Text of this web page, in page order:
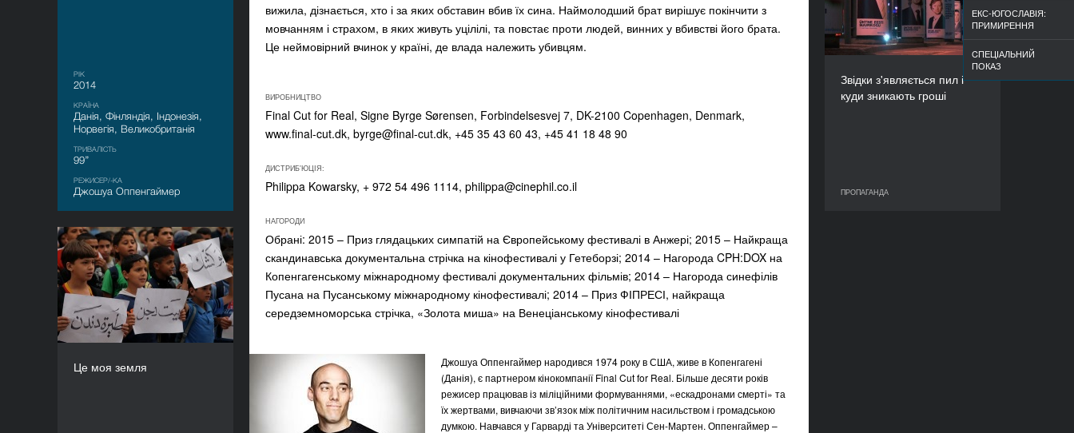
РІК
2014
КРАЇНА
Данія, Фінляндія, Індонезія,
Норвегія, Великобританія
ТРИВАЛІСТЬ
99’’
РЕЖИСЕР/-КА
Джошуа Оппенгаймер
вижила, дізнається, хто і за яких обставин вбив їх сина. Наймолодший брат вирішує покінчити з
мовчанням і страхом, в яких живуть уцілілі, та повстає проти людей, винних у вбивстві його брата.
Це неймовірний вчинок у країні, де влада належить убивцям.
ВИРОБНИЦТВО
Final Cut for Real, Signe Byrge Sørensen, Forbindelsesvej 7, DK-2100 Copenhagen, Denmark,
www.final-cut.dk, byrge@final-cut.dk, +45 35 43 60 43, +45 41 18 48 90
ДИСТРИБ'ЮЦІЯ:
Philippa Kowarsky, + 972 54 496 1114, philippa@cinephil.co.il
НАГОРОДИ
Обрані: 2015 – Приз глядацьких симпатій на Європейському фестивалі в Анжері; 2015 – Найкраща
скандинавська документальна стрічка на кінофестивалі у Гетеборзі; 2014 – Нагорода CPH:DOX на
Копенгагенському міжнародному фестивалі документальних фільмів; 2014 – Нагорода синефілів
Пусана на Пусанському міжнародному кінофестивалі; 2014 – Приз ФІПРЕСІ, найкраща
середземноморська стрічка, «Золота миша» на Венеціанському кінофестивалі
Джошуа Оппенгаймер народився 1974 року в США, живе в Копенгагені
(Данія), є партнером кінокомпанії Final Cut for Real. Більше десяти років
режисер працював із міліційними формуваннями, «ескадронами смерті» та
їх жертвами, вивчаючи зв’язок між політичним насильством і громадською
думкою. Навчався у Гарварді та Університеті Сен-Мартен. Оппенгаймер –
Звідки з'являється пил і
куди зникають гроші
ПРОПАГАНДА
2014
КРАЇНА
Естонія
РЕЖИСЕР(К)И
Тійт Оясоо, Ене-Лііс
Це моя земля
Це моя земля
РІК
2014
КРАЇНА
Франція
РЕЖИСЕР/-КА
ЕКС-ЮГОСЛАВІЯ:
ПРИМИРЕННЯ
CПЕЦІАЛЬНИЙ
ПОКАЗ